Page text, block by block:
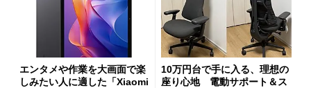
エンタメや作業を大画面で楽
しみたい人に適した「Xiaomi
10万円台で手に入る、理想の
座り心地 電動サポート＆ス